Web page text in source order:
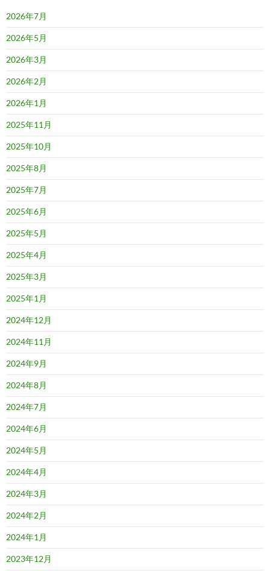
2026年7月
2026年5月
2026年3月
2026年2月
2026年1月
2025年11月
2025年10月
2025年8月
2025年7月
2025年6月
2025年5月
2025年4月
2025年3月
2025年1月
2024年12月
2024年11月
2024年9月
2024年8月
2024年7月
2024年6月
2024年5月
2024年4月
2024年3月
2024年2月
2024年1月
2023年12月